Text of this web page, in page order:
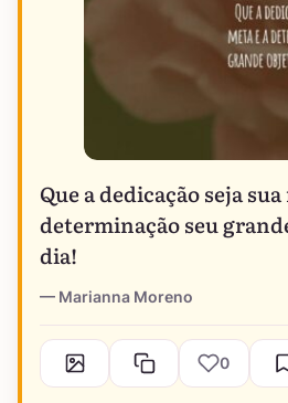
Que a dedicação seja
determinação seu
dia!
Marianna Moreno
0